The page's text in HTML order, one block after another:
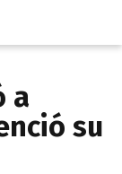
a
su